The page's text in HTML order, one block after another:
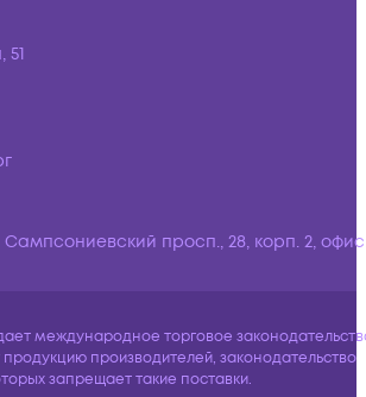
51
просп., 28, корп. 2,
международное торговое
продукцию производителей, законодательство
запрещает такие поставки.